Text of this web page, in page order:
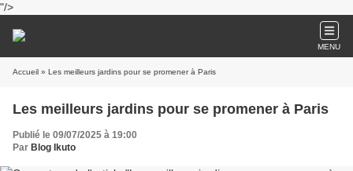
"/>
MENU
Accueil » Les meilleurs jardins pour se promener à Paris
Les meilleurs jardins pour se promener à Paris
Publié le 09/07/2025 à 19:00
Par Blog Ikuto